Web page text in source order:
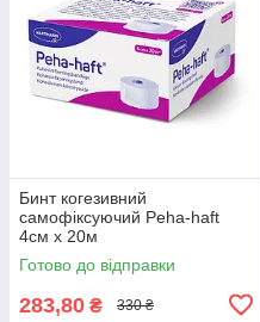
Бинт когезивний
самофіксуючий Peha-haft
4см х 20м
Готово до відправки
283,80 ₴ 330 ₴